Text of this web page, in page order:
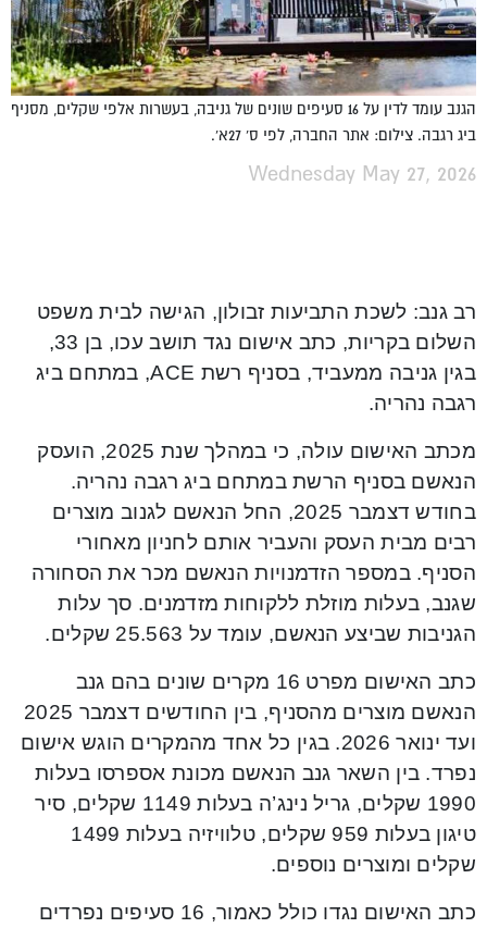
הגנב עומד לדין על 16 סעיפים שונים של גניבה, בעשרות אלפי שקלים, מסניף
ביג רגבה. צילום: אתר החברה, לפי ס' 27א'.
Wednesday May 27, 2026
רב גנב: לשכת התביעות זבולון, הגישה לבית משפט
השלום בקריות, כתב אישום נגד תושב עכו, בן 33,
בגין גניבה ממעביד, בסניף רשת ACE, במתחם ביג
רגבה נהריה.
מכתב האישום עולה, כי במהלך שנת 2025, הועסק
הנאשם בסניף הרשת במתחם ביג רגבה נהריה.
בחודש דצמבר 2025, החל הנאשם לגנוב מוצרים
רבים מבית העסק והעביר אותם לחניון מאחורי
הסניף. במספר הזדמנויות הנאשם מכר את הסחורה
שגנב, בעלות מוזלת ללקוחות מזדמנים. סך עלות
הגניבות שביצע הנאשם, עומד על 25.563 שקלים.
כתב האישום מפרט 16 מקרים שונים בהם גנב
הנאשם מוצרים מהסניף, בין החודשים דצמבר 2025
ועד ינואר 2026. בגין כל אחד מהמקרים הוגש אישום
נפרד. בין השאר גנב הנאשם מכונת אספרסו בעלות
1990 שקלים, גריל נינג’ה בעלות 1149 שקלים, סיר
טיגון בעלות 959 שקלים, טלוויזיה בעלות 1499
שקלים ומוצרים נוספים.
כתב האישום נגדו כולל כאמור, 16 סעיפים נפרדים